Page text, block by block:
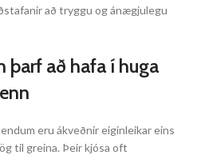
að tryggu og ánægjulegu
að hafa í huga
eru ákveðnir eiginleikar eins
til greina. Þeir kjósa oft